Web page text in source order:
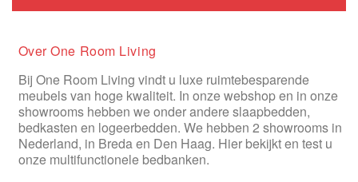
Over One Room Living
Bij One Room Living vindt u luxe ruimtebesparende
meubels van hoge kwaliteit. In onze webshop en in onze
showrooms hebben we onder andere slaapbedden,
bedkasten en logeerbedden. We hebben 2 showrooms in
Nederland, in Breda en Den Haag. Hier bekijkt en test u
onze multifunctionele bedbanken.